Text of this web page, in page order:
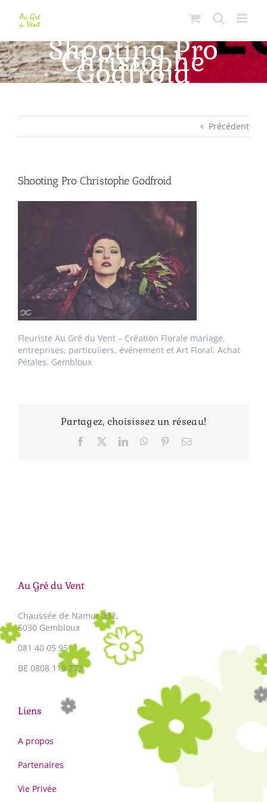
contenu
Shooting Pro
Christophe
Godfroid
Précédent
Shooting Pro Christophe Godfroid
Fleuriste Au Gré du Vent – Création Florale mariage,
entreprises, particuliers, événement et Art Floral. Achat
Pétales. Gembloux
Partagez, choisissez un réseau!
Facebook LinkedInWhatsApp
PinterestEmail
Au Gré du Vent
Chaussée de Namur 332,
5030 Gembloux
081 40 05 95
BE 0808 119 272
Liens
A propos
Partenaires
Vie Privée